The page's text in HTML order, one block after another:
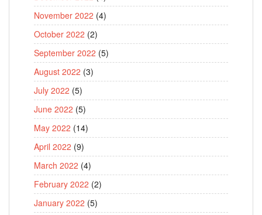
November 2022 (4)
October 2022 (2)
September 2022 (5)
August 2022 (3)
July 2022 (5)
June 2022 (5)
May 2022 (14)
April 2022 (9)
March 2022 (4)
February 2022 (2)
January 2022 (5)